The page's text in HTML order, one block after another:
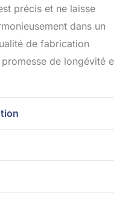
précis et ne laisse
dans un
de fabrication
de longévité